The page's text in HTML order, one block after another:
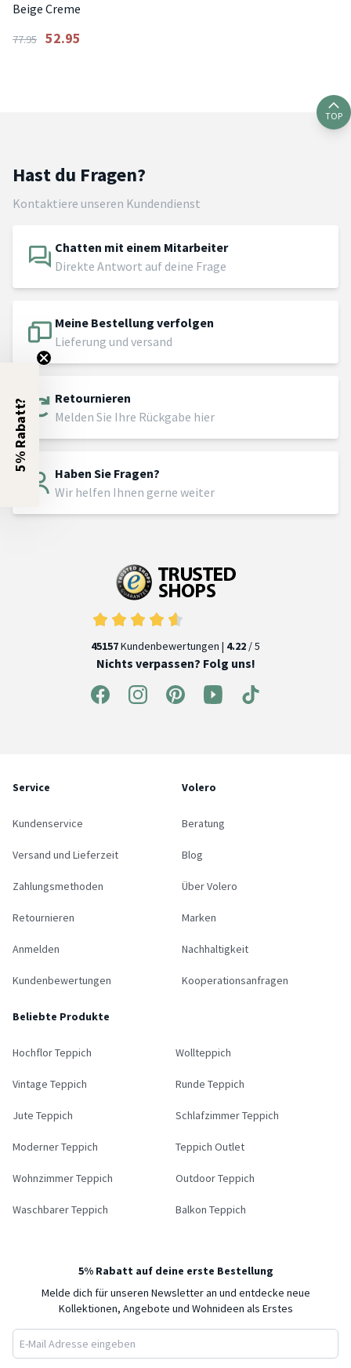
Beige Creme
77.95 52.95
TOP
Hast du Fragen?
Kontaktiere unseren Kundendienst
Chatten mit einem Mitarbeiter
Direkte Antwort auf deine Frage
Meine Bestellung verfolgen
Lieferung und versand
Retournieren
Melden Sie Ihre Rückgabe hier
Haben Sie Fragen?
Wir helfen Ihnen gerne weiter
45157Kundenbewertungen | 4.22 / 5
Nichts verpassen? Folg uns!
Service
Kundenservice
Versand und Lieferzeit
Zahlungsmethoden
Retournieren
Anmelden
Kundenbewertungen
Volero
Beratung
Blog
Über Volero
Marken
Nachhaltigkeit
Kooperationsanfragen
Beliebte Produkte
Hochflor Teppich Wollteppich
Vintage Teppich Runde Teppich
Jute Teppich Schlafzimmer Teppich
Moderner Teppich Teppich Outlet
Wohnzimmer Teppich Outdoor Teppich
Waschbarer Teppich Balkon Teppich
5% Rabatt auf deine erste Bestellung
Melde dich für unseren Newsletter an und entdecke neue
Kollektionen, Angebote und Wohnideen als Erstes
5% Rabatt?